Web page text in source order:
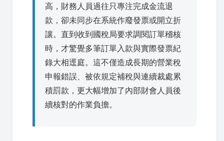
高，財務人員過往只專注完成金流退
款，卻未同步在系統作廢發票或開立折
讓。直到收到國稅局要求調閱訂單稽核
時，才驚覺多筆訂單入款與實際發票紀
錄大相逕庭。這不僅造成長期的營業稅
申報錯誤、被依規定補稅與連續裁處累
積罰款，更大幅增加了內部財會人員後
續核對的作業負擔。